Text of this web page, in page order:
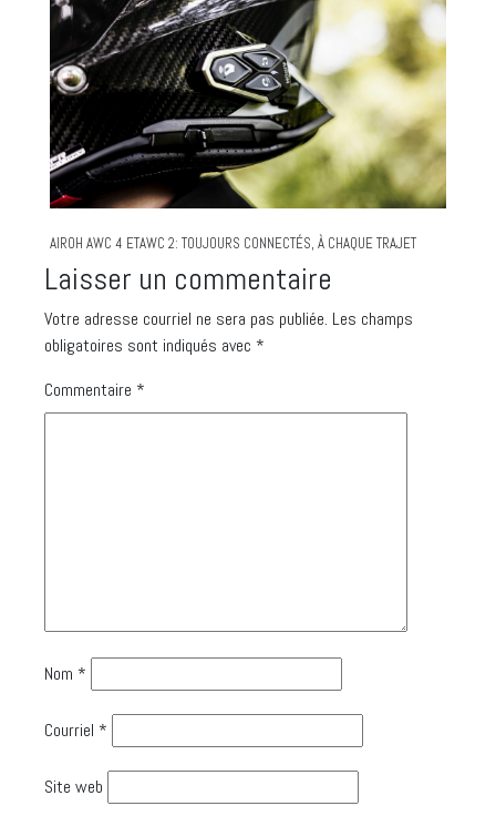
AIROH AWC 4 ETAWC 2: TOUJOURS CONNECTÉS, À CHAQUE TRAJET
Laisser un commentaire
Votre adresse courriel ne sera pas publiée. Les champs
obligatoires sont indiqués avec *
Commentaire *
Nom *
Courriel *
Site web